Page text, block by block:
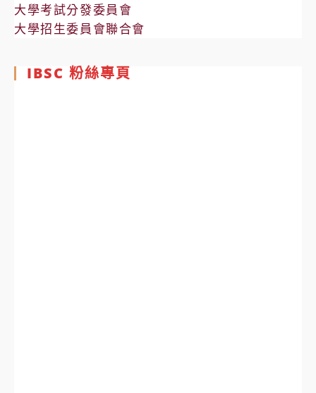
大學考試分發委員會
大學招生委員會聯合會
IBSC 粉絲專頁